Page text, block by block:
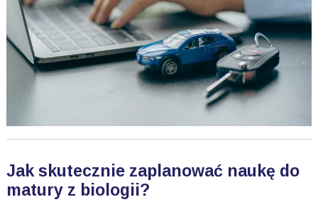
Jak skutecznie zaplanować naukę do
matury z biologii?